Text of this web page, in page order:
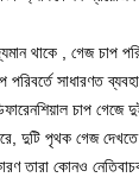
থাকে , গেজ চাপ
সাধারণত
চাপ গেজে
দুটি পৃথক গেজ
তারা কোনও